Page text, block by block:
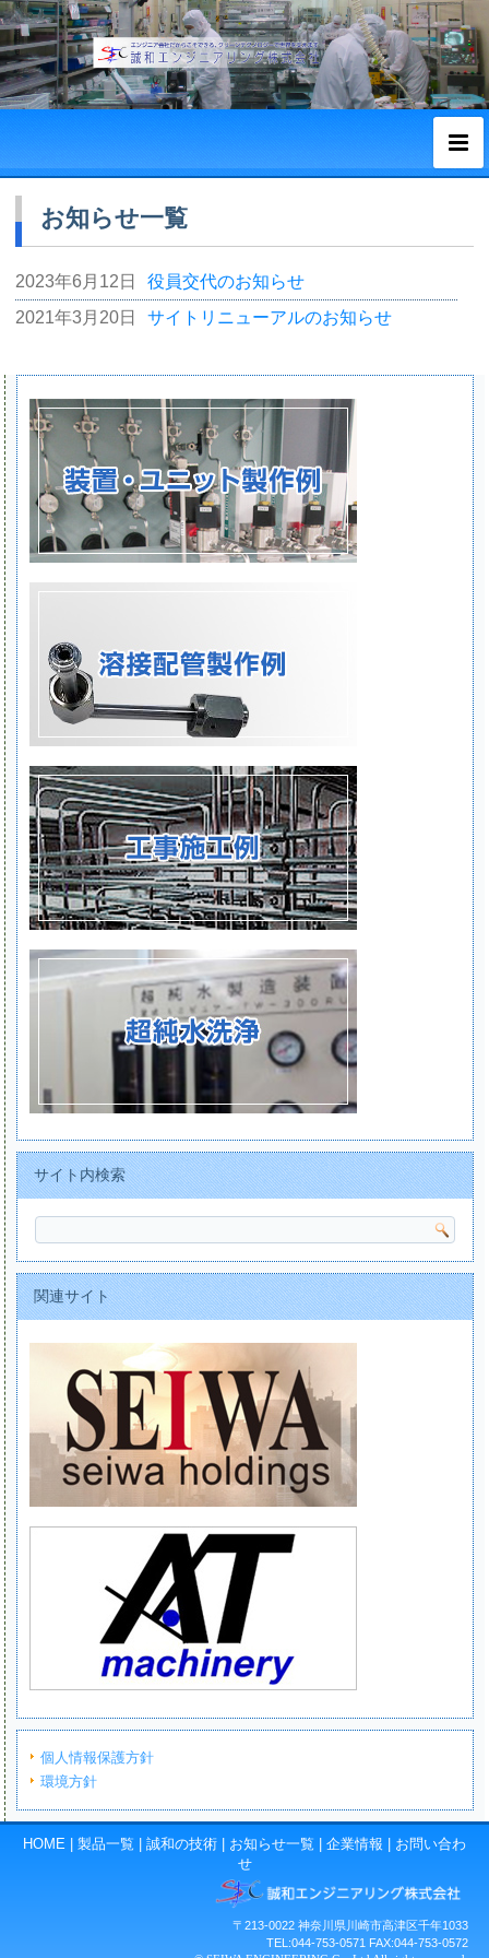
お知らせ一覧
2023年6月12日
役員交代のお知らせ
2021年3月20日
サイトリニューアルのお知らせ
サイト内検索
関連サイト
個人情報保護方針
環境方針
HOME 製品一覧 誠和の技術 お知らせ一覧 企業情報
お問い合わ
せ
〒213-0022 神奈川県川崎市高津区千年1033
TEL:044-753-0571 FAX:044-753-0572